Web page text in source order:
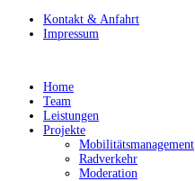
Kontakt & Anfahrt
Impressum
Home
Team
Leistungen
Projekte
Mobilitätsmanagement
Radverkehr
Moderation